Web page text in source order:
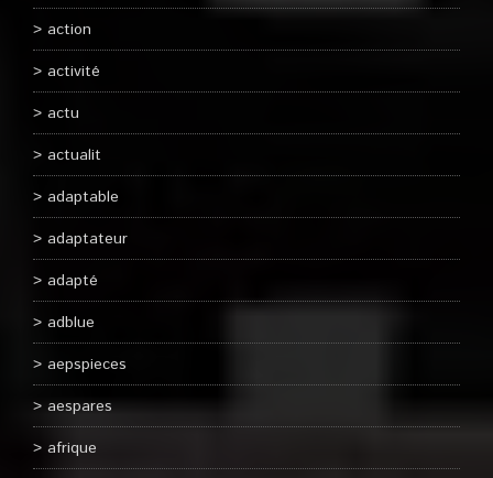
action
activité
actu
actualit
adaptable
adaptateur
adapté
adblue
aepspieces
aespares
afrique